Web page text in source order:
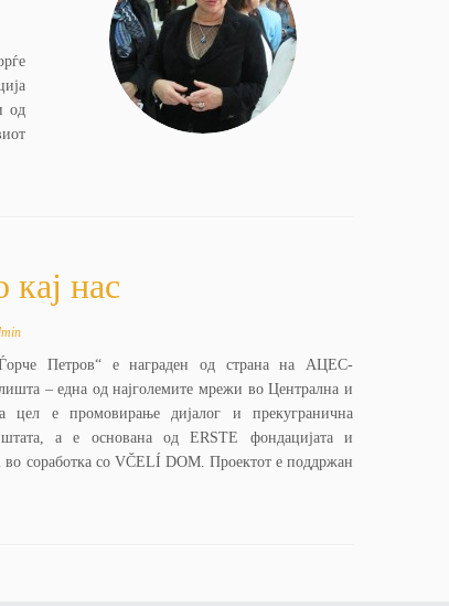
од
кај нас
Петров“ е награден од страна на АЦЕС-
– една од најголемите мрежи во Централна и
цел е промовирање дијалог и прекугранична
а е основана од ERSTE фондацијата и
соработка со VČELÍ DOM. Проектот е поддржан